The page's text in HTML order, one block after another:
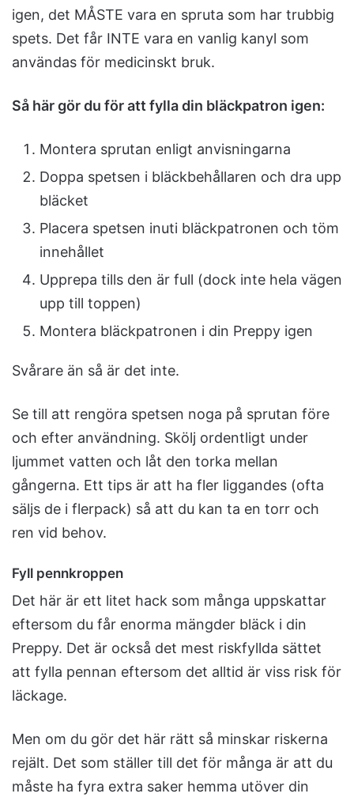
igen, det MÅSTE vara en spruta som har trubbig
spets. Det får INTE vara en vanlig kanyl som
användas för medicinskt bruk.
Så här gör du för att fylla din bläckpatron igen:
Montera sprutan enligt anvisningarna
Doppa spetsen i bläckbehållaren och dra upp
bläcket
Placera spetsen inuti bläckpatronen och töm
innehållet
Upprepa tills den är full (dock inte hela vägen
upp till toppen)
Montera bläckpatronen i din Preppy igen
Svårare än så är det inte.
Se till att rengöra spetsen noga på sprutan före
och efter användning. Skölj ordentligt under
ljummet vatten och låt den torka mellan
gångerna. Ett tips är att ha fler liggandes (ofta
säljs de i flerpack) så att du kan ta en torr och
ren vid behov.
Fyll pennkroppen
Det här är ett litet hack som många uppskattar
eftersom du får enorma mängder bläck i din
Preppy. Det är också det mest riskfyllda sättet
att fylla pennan eftersom det alltid är viss risk för
läckage.
Men om du gör det här rätt så minskar riskerna
rejält. Det som ställer till det för många är att du
måste ha fyra extra saker hemma utöver din